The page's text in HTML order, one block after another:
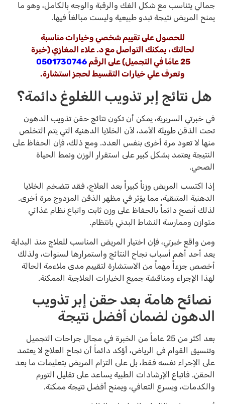
جمالي يتناسب مع شكل الفك والرقبة والوجه بالكامل، وهو ما
يمنح المريض نتيجة تبدو طبيعية وليست مبالغاً فيها.
للحصول على تقييم شخصي وخيارات مناسبة
لحالتك، يمكنك التواصل مع د. علاء المغازي (خبرة
25 عامًا في التجميل) على الرقم
0501730746
وتعرف علي خيارات التقسيط لحجز استشارة.
هل نتائج إبر تذويب اللغلوغ دائمة؟
في خبرتي السريرية، يمكن أن تكون نتائج حقن تذويب الدهون
تحت الذقن طويلة الأمد، لأن الخلايا الدهنية التي يتم التخلص
منها لا تعود مرة أخرى بنفس العدد. ومع ذلك، فإن الحفاظ على
النتيجة يعتمد بشكل كبير على استقرار الوزن ونمط الحياة
الصحي.
إذا اكتسب المريض وزناً كبيراً بعد العلاج، فقد تتضخم الخلايا
الدهنية المتبقية، مما يؤثر في مظهر الذقن المزدوج مرة أخرى.
لذلك أنصح دائماً بالحفاظ على وزن ثابت واتباع نظام غذائي
متوازن وممارسة النشاط البدني بانتظام.
ومن واقع خبرتي، فإن اختيار المريض المناسب للعلاج منذ البداية
يعد أحد أهم أسباب نجاح النتائج واستمرارها لسنوات، ولذلك
أخصص جزءاً مهماً من الاستشارة لتقييم مدى ملاءمة الحالة
لهذا الإجراء ومناقشة جميع الخيارات العلاجية الممكنة.
نصائح هامة بعد حقن إبر تذويب
الدهون لضمان أفضل نتيجة
بعد أكثر من 25 عاماً من الخبرة في مجال جراحات التجميل
وتنسيق القوام في الرياض، أؤكد دائماً أن نجاح العلاج لا يعتمد
على الإجراء نفسه فقط، بل على التزام المريض بتعليمات ما بعد
الحقن. فاتباع الإرشادات الطبية يساعد على تقليل التورم
والكدمات، ويسرع التعافي، ويمنح أفضل نتيجة ممكنة.